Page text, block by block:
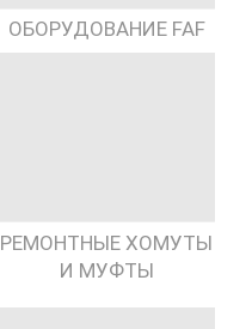
ОБОРУДОВАНИЕ FAF
РЕМОНТНЫЕ ХОМУТЫ
И МУФТЫ